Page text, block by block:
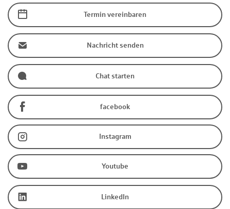
Termin vereinbaren
Nachricht senden
Chat starten
facebook
Instagram
Youtube
LinkedIn